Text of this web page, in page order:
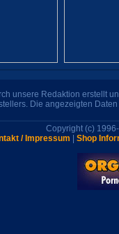
unsere Redaktion erstellt
Die angezeigten
Copyright (c)
/ Impressum
Shop